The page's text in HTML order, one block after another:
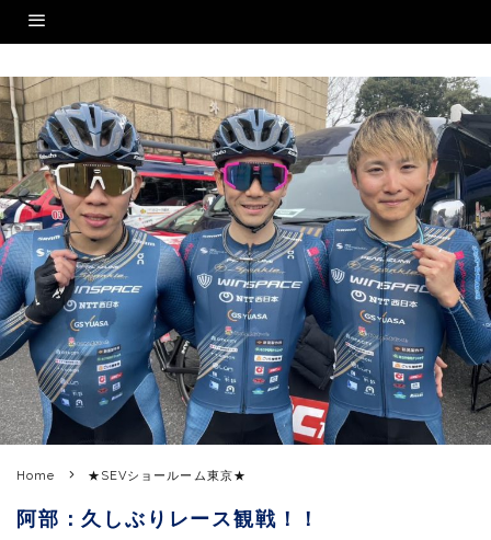
Home ★SEVショールーム東京★
阿部：久しぶりレース観戦！！